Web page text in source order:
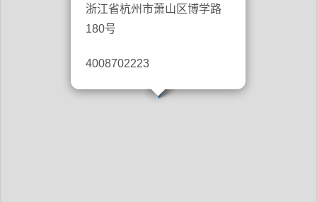
浙江省杭州市萧山区博学路
180号
4008702223